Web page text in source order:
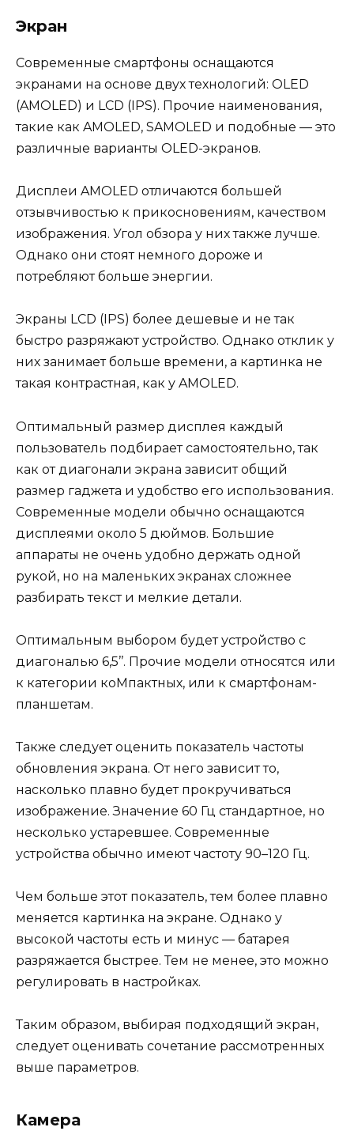
Экран
Современные смартфоны оснащаются
экранами на основе двух технологий: OLED
(AMOLED) и LCD (IPS). Прочие наименования,
такие как AMOLED, SAMOLED и подобные — это
различные варианты OLED-экранов.
Дисплеи AMOLED отличаются большей
отзывчивостью к прикосновениям, качеством
изображения. Угол обзора у них также лучше.
Однако они стоят немного дороже и
потребляют больше энергии.
Экраны LCD (IPS) более дешевые и не так
быстро разряжают устройство. Однако отклик у
них занимает больше времени, а картинка не
такая контрастная, как у AMOLED.
Оптимальный размер дисплея каждый
пользователь подбирает самостоятельно, так
как от диагонали экрана зависит общий
размер гаджета и удобство его использования.
Современные модели обычно оснащаются
дисплеями около 5 дюймов. Большие
аппараты не очень удобно держать одной
рукой, но на маленьких экранах сложнее
разбирать текст и мелкие детали.
Оптимальным выбором будет устройство с
диагональю 6,5’’. Прочие модели относятся или
к категории коМпактных, или к смартфонам-
планшетам.
Также следует оценить показатель частоты
обновления экрана. От него зависит то,
насколько плавно будет прокручиваться
изображение. Значение 60 Гц стандартное, но
несколько устаревшее. Современные
устройства обычно имеют частоту 90–120 Гц.
Чем больше этот показатель, тем более плавно
меняется картинка на экране. Однако у
высокой частоты есть и минус — батарея
разряжается быстрее. Тем не менее, это можно
регулировать в настройках.
Таким образом, выбирая подходящий экран,
следует оценивать сочетание рассмотренных
выше параметров.
Камера